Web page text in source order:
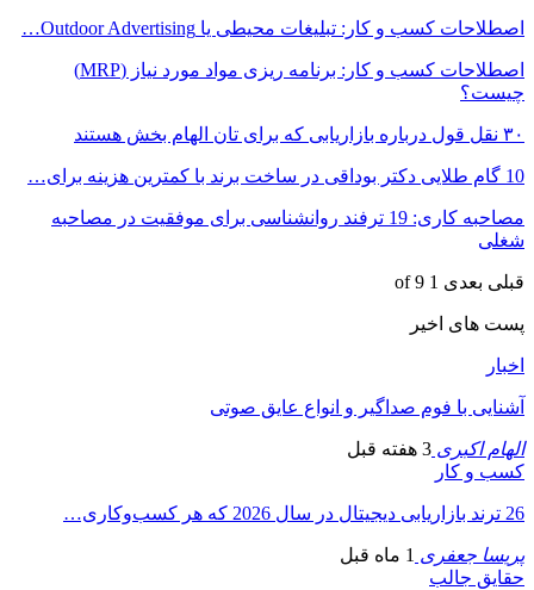
اصطلاحات کسب و کار: تبلیغات محیطی یا Outdoor Advertising…
اصطلاحات کسب و کار: برنامه ریزی مواد مورد نیاز (MRP)
چیست؟
۳۰ نقل قول درباره بازاریابی که برای تان الهام بخش هستند
10 گام طلایی دکتر بوداقی در ساخت برند با کمترین هزینه برای…
مصاحبه کاری: 19 ترفند روانشناسی برای موفقیت در مصاحبه
شغلی
قبلی بعدی 1 of 9
پست های اخیر
اخبار
آشنایی با فوم صداگیر و انواع عایق صوتی
الهام اکبری 3 هفته قبل
کسب و کار
26 ترند بازاریابی دیجیتال در سال 2026 که هر کسب‌وکاری…
پریسا جعفری 1 ماه قبل
حقایق جالب